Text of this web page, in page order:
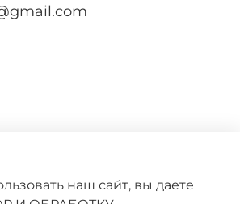
наш сайт, вы даете